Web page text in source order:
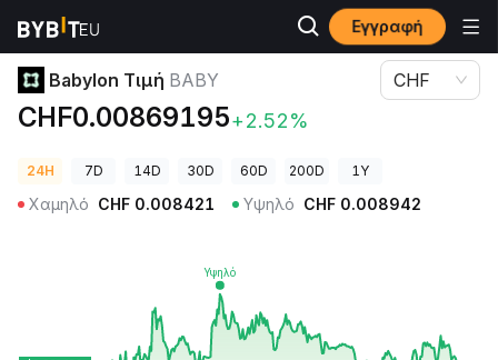
Εγγραφή
Τιμές Κρυπτονομισμάτων Babylon Τιμή BABY
Babylon Τιμή BABY
CHF0.00869195+2.52%
CHF
24H 7D 14D 30D 60D 200D 1Y
Χαμηλό CHF 0.008421 Υψηλό CHF 0.008942